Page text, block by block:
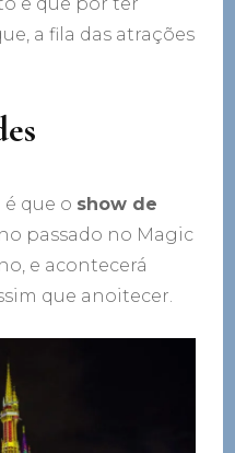
a fila das atrações
que o show de
passado no Magic
e acontecerá
que anoitecer.